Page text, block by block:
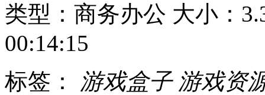
类型：商务办公 大小：
00:14:15
标签： 游戏盒子 游戏资